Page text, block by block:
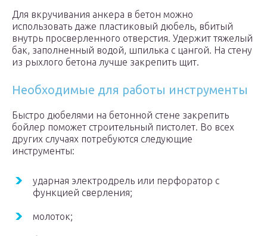
Для вкручивания анкера в бетон можно
использовать даже пластиковый дюбель, вбитый
внутрь просверленного отверстия. Удержит тяжелый
бак, заполненный водой, шпилька с цангой. На стену
из рыхлого бетона лучше закрепить щит.
Необходимые для работы инструменты
Быстро дюбелями на бетонной стене закрепить
бойлер поможет строительный пистолет. Во всех
других случаях потребуются следующие
инструменты:
ударная электродрель или перфоратор с
функцией сверления;
молоток;